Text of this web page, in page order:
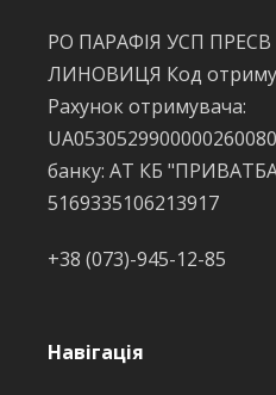
РО ПАРАФІЯ УСП
ЛИНОВИЦЯ Код
Рахунок отримувача:
банку: АТ КБ
5169335106213917
+38 (073)-945-12-85
Навігація